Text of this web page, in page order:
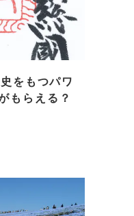
をもつパワ
もらえる？